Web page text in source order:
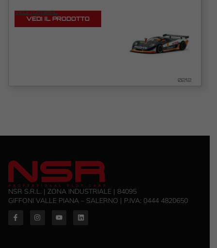
VEDI TUTORIAL
VEDI IL PRODOTTO
0212
NSR S.R.L. | ZONA INDUSTRIALE | 84095
GIFFONI VALLE PIANA – SALERNO | P.IVA: ‭0444 4820650‬